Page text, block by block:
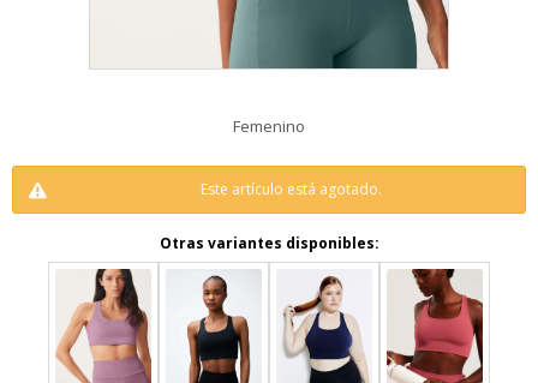
Femenino
Este artículo está agotado.
Otras variantes disponibles: